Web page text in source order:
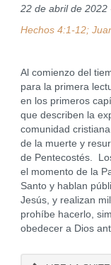
22 de abril de 2022
Hechos 4:1-12;
Al comienzo del
para la primera
en los primeros
que describen la
comunidad
de la muerte y
de Pentecostés.
el momento de la
Santo y hablan
Jesús, y realizan
prohíbe hacerlo,
obedecer a Dios